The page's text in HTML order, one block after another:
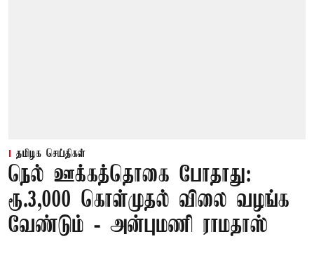
தமிழக செய்திகள்
நெல் ஊக்கத்தொகை போதாது:
ரூ.3,000 கொள்முதல் விலை வழங்க
வேண்டும் - அன்புமணி ராமதாஸ்